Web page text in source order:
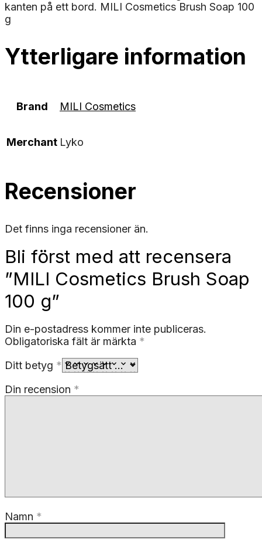
kanten på ett bord. MILI Cosmetics Brush Soap 100
g
Ytterligare information
Brand MILI Cosmetics
Merchant Lyko
Recensioner
Det finns inga recensioner än.
Bli först med att recensera
”MILI Cosmetics Brush Soap
100 g”
Din e-postadress kommer inte publiceras.
Obligatoriska fält är märkta *
Ditt betyg *
Din recension *
Namn *